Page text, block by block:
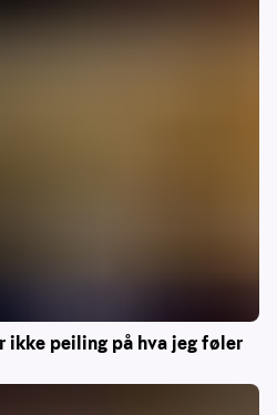
ikke peiling på hva jeg føler